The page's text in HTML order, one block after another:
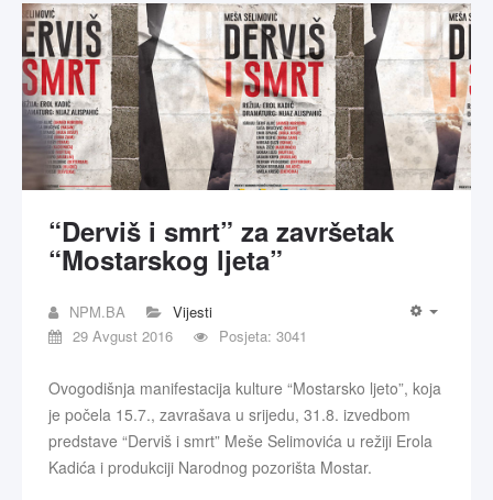
“Derviš i smrt” za završetak
“Mostarskog ljeta”
NPM.BA
Vijesti
29 Avgust 2016
Posjeta: 3041
Ovogodišnja manifestacija kulture “Mostarsko ljeto”, koja
je počela 15.7., zavrašava u srijedu, 31.8. izvedbom
predstave “Derviš i smrt” Meše Selimovića u režiji Erola
Kadića i produkciji Narodnog pozorišta Mostar.